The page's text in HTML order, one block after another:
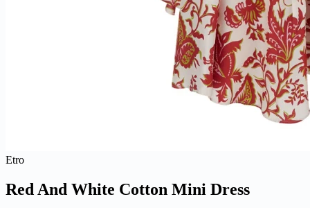
Etro
Red And White Cotton Mini Dress